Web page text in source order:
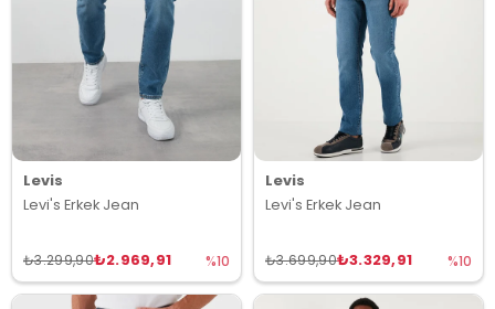
Levis
Levi's Erkek Jean
₺2.969,91
₺3.299,90 %10
Levis
Levi's Erkek Jean
₺3.329,91
₺3.699,90 %10